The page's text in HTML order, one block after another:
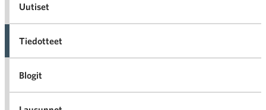
Uutiset
Tiedotteet
Blogit